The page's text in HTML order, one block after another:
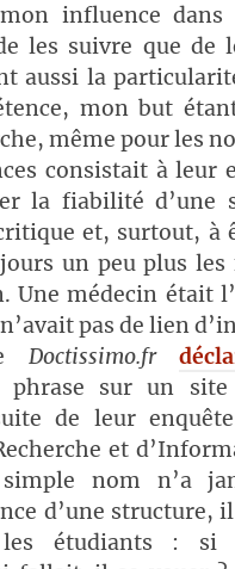
influence
les suivre que de
aussi la
mon but
même pour les
consistait à leur
la fiabilité d’une
et, surtout, à
un peu plus
médecin était
pas de lien
Doctissimo.fr
phrase sur un
de leur
et
nom n’a
d’une
étudiants : si